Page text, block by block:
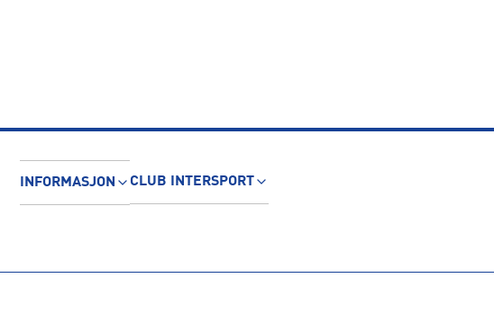
INFORMASJON CLUB INTERSPORT